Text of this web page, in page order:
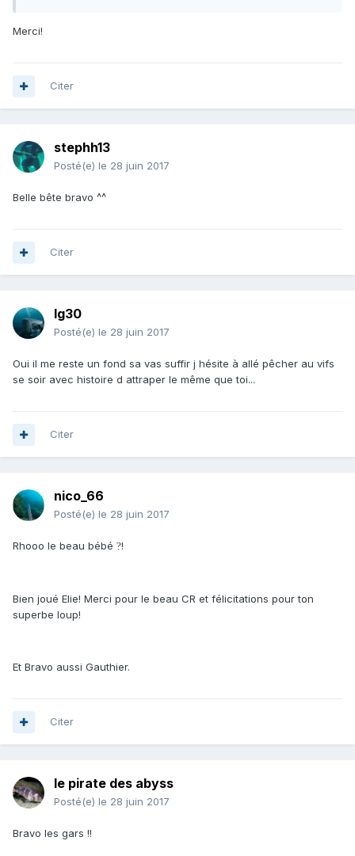
Merci!
Citer
stephh13
Posté(e) le 28 juin 2017
Belle bête bravo ^^
Citer
lg30
Posté(e) le 28 juin 2017
Oui il me reste un fond sa vas suffir j hésite à allé pêcher au vifs
se soir avec histoire d attraper le même que toi...
Citer
nico_66
Posté(e) le 28 juin 2017
Rhooo le beau bébé ?!
Bien joué Elie! Merci pour le beau CR et félicitations pour ton
superbe loup!
Et Bravo aussi Gauthier.
Citer
le pirate des abyss
Posté(e) le 28 juin 2017
Bravo les gars !!